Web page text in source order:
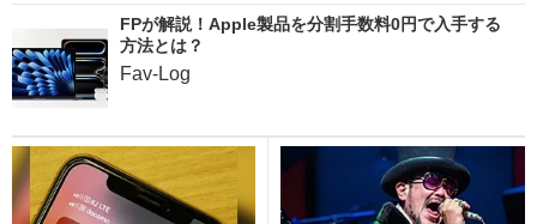
FPが解説！Apple製品を分割手数料0円で入手する
方法とは？
Fav-Log